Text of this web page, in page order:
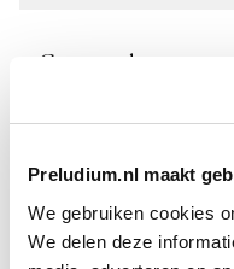
Preludium.nl maakt
We gebruiken cookies
We delen deze
Geen resultaten